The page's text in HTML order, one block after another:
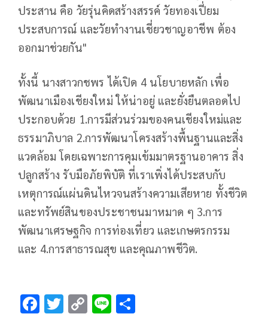
ประสาน คือ วัยรุ่นคิดสร้างสรรค์ วัยทองเปี่ยม
ประสบการณ์ และวัยทำงานเชี่ยวชาญอาชีพ ต้อง
ออกมาช่วยกัน"
ทั้งนี้ นางสาวกชพร ได้เปิด 4 นโยบายหลัก เพื่อ
พัฒนาเมืองเชียงใหม่ ให้น่าอยู่ และยั่งยืนตลอดไป
ประกอบด้วย 1.การมีส่วนร่วมของคนเชียงใหม่และ
ธรรมาภิบาล 2.การพัฒนาโครงสร้างพื้นฐานและสิ่ง
แวดล้อม โดยเฉพาะการคุมเข้มมาตรฐานอาคาร สิ่ง
ปลูกสร้าง รับมือภัยพิบัติ ที่เราเพิ่งได้ประสบกับ
เหตุการณ์แผ่นดินไหวจนสร้างความเสียหาย ทั้งชีวิต
และทรัพย์สินของประชาชนมาหมาด ๆ 3.การ
พัฒนาเศรษฐกิจ การท่องเที่ยว และเกษตรกรรม
และ 4.การสาธารณสุข และคุณภาพชีวิต.
F T C Li